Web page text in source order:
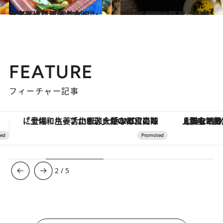
2019.5.17
日本人は料理のハードルを上げ過ぎ！ 自炊がグンと楽しくなる考え方とは？
グルメ 2019.9.15
れんこんの水餃子、最強レシピ 混ぜるだけの万能ダレと無限に頂く
グルメ
FEATURE
フィーチャー記事
【銀座で出合う最旬美容】美髪ケアや上質な眠り…セルフケアのアップデートから、特別な名入れギフトまで。大人のための「ReFa GINZA」クルーズ ヴァシュロン・コンスタンタ
3 / 5